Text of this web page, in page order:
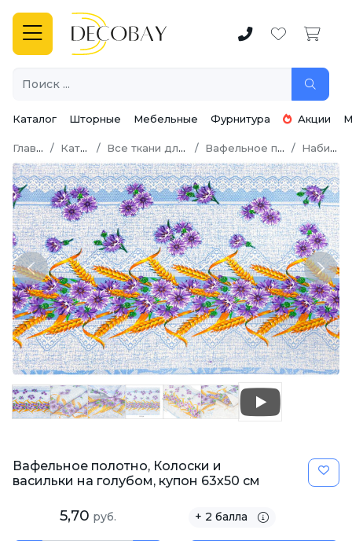
Каталог Шторные Мебельные Фурнитура Акции
Главная Каталог Все ткани для шитья Вафельное полотно Набивное
Previous Next
Вафельное полотно, Колоски и
васильки на голубом, купон 63х50 см
5,70 руб. + 2 балла